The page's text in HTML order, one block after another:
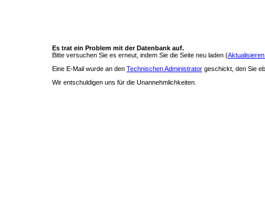
Es trat ein Problem mit der Datenbank auf.
Bitte versuchen Sie es erneut, indem Sie die Seite neu laden (
Eine E-Mail wurde an den Technischen Administrator geschickt, den Sie
Wir entschuldigen uns für die Unannehmlichkeiten.